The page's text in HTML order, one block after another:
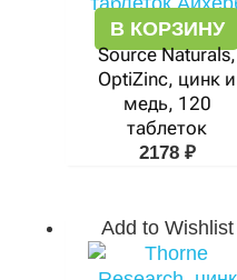
В КОРЗИНУ
Source Naturals,
OptiZinc, цинк и
медь, 120
таблеток
2178 ₽
Add to Wishlist